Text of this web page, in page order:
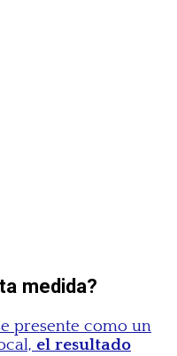
medida?
presente como un
el resultado